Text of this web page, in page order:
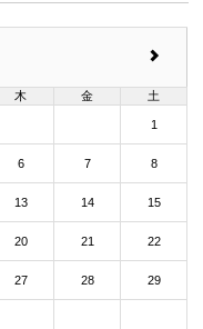
木 金 土
1
6 7 8
13 14 15
20 21 22
27 28 29